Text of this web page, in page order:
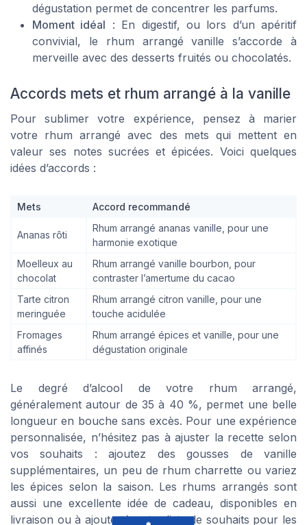
dégustation permet de concentrer les parfums.
Moment idéal : En digestif, ou lors d’un apéritif
convivial, le rhum arrangé vanille s’accorde à
merveille avec des desserts fruités ou chocolatés.
Accords mets et rhum arrangé à la vanille
Pour sublimer votre expérience, pensez à marier
votre rhum arrangé avec des mets qui mettent en
valeur ses notes sucrées et épicées. Voici quelques
idées d’accords :
Mets Accord recommandé
Ananas rôti
Rhum arrangé ananas vanille, pour une
harmonie exotique
Moelleux au
chocolat
Rhum arrangé vanille bourbon, pour
contraster l’amertume du cacao
Tarte citron
meringuée
Rhum arrangé citron vanille, pour une
touche acidulée
Fromages
affinés
Rhum arrangé épices et vanille, pour une
dégustation originale
Le degré d’alcool de votre rhum arrangé,
généralement autour de 35 à 40 %, permet une belle
longueur en bouche sans excès. Pour une expérience
personnalisée, n’hésitez pas à ajuster la recette selon
vos souhaits : ajoutez des gousses de vanille
supplémentaires, un peu de rhum charrette ou variez
les épices selon la saison. Les rhums arrangés sont
aussi une excellente idée de cadeau, disponibles en
livraison ou à ajouter à votre liste de souhaits pour les